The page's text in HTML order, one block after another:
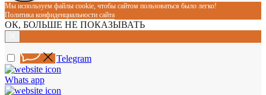
Мы используем файлы cookie, чтобы сайтом пользоваться было легко!
Политика конфиденциальности сайта
ОК, БОЛЬШЕ НЕ ПОКАЗЫВАТЬ
Telegram
Whats app